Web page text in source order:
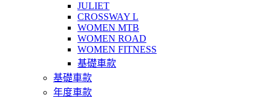
JULIET
CROSSWAY L
WOMEN MTB
WOMEN ROAD
WOMEN FITNESS
基礎車款
基礎車款
年度車款